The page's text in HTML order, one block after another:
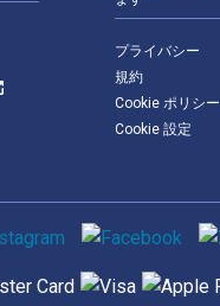
プライバシー
規約
Cookie ポリシー
Cookie 設定
支払い方法